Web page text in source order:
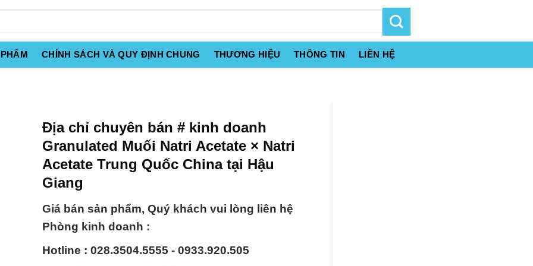
CHÍNH SÁCH VÀ QUY ĐỊNH CHUNG THƯƠNG HIỆU THÔNG TIN LIÊN HỆ
Địa chỉ chuyên bán # kinh doanh
Granulated Muối Natri Acetate × Natri
Acetate Trung Quốc China tại Hậu
Giang
Giá bán sản phẩm, Quý khách vui lòng liên hệ
Phòng kinh doanh :
Hotline : 028.3504.5555 - 0933.920.505